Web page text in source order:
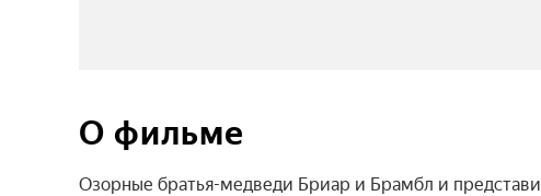
О фильме
Озорные братья-медведи Бриар и Брамбл и